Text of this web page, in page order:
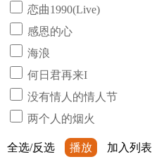
恋曲1990(Live)
感恩的心
海浪
何日君再来I
没有情人的情人节
两个人的烟火
全选/反选 播放 加入列表